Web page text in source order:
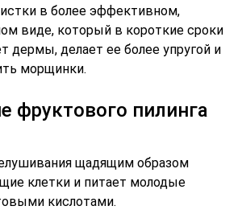
в более эффективном,
виде, который в короткие сроки
дермы, делает ее более упругой и
морщинки.
фруктового пилинга
щадящим образом
клетки и питает молодые
кислотами.